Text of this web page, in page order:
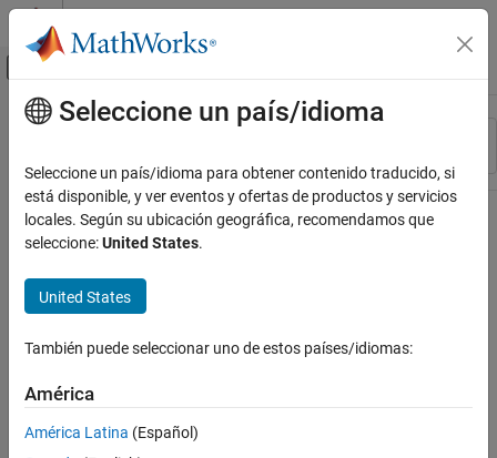
Saltar al contenido
Mostrar/ocultar menú de navegación
Recurso
Contenido principal
Seleccione un país/idioma
Seleccione un país/idioma para obtener contenido traducido, si
está disponible, y ver eventos y ofertas de productos y servicios
locales. Según su ubicación geográfica, recomendamos que
seleccione:United States.
United States
También puede seleccionar uno de estos países/idiomas:
América
América Latina (Español)